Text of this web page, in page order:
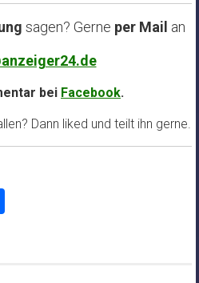
sagen? Gerne per Mail an
bei Facebook.
Dann liked und teilt ihn gerne.
Teilen